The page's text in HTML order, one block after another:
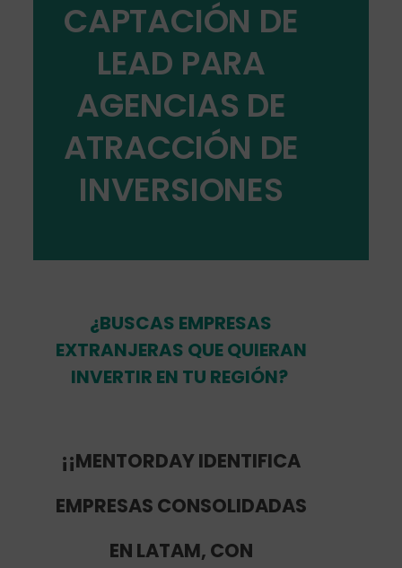
CAPTACIÓN DE
LEAD PARA
AGENCIAS DE
ATRACCIÓN DE
INVERSIONES
¿BUSCAS EMPRESAS
EXTRANJERAS QUE QUIERAN
INVERTIR EN TU REGIÓN?
¡¡MENTORDAY IDENTIFICA
EMPRESAS CONSOLIDADAS
EN LATAM, CON